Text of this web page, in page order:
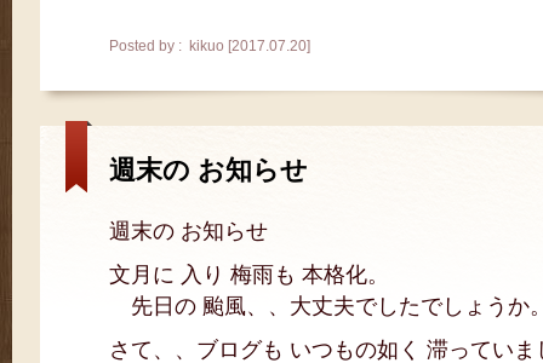
Posted by : kikuo [2017.07.20]
週末の お知らせ
週末の お知らせ
文月に 入り 梅雨も 本格化。
先日の 颱風、、大丈夫でしたでしょうか
さて、、ブログも いつもの如く 滞っていま